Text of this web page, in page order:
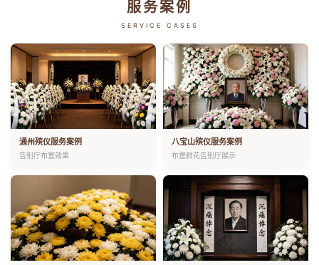
服务案例
SERVICE CASES
通州殡仪服务案例
告别厅布置效果
八宝山殡仪服务案例
布置鲜花告别厅展示